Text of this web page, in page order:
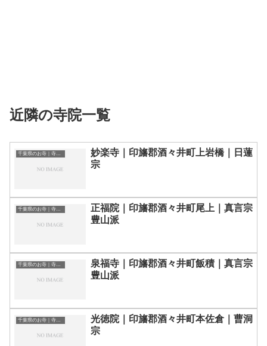
近隣の寺院一覧
千葉県のお寺｜寺院一覧
妙楽寺｜印旛郡酒々井町上岩橋｜日蓮
宗
千葉県のお寺｜寺院一覧
正福院｜印旛郡酒々井町尾上｜真言宗
豊山派
千葉県のお寺｜寺院一覧
泉福寺｜印旛郡酒々井町飯積｜真言宗
豊山派
千葉県のお寺｜寺院一覧
光徳院｜印旛郡酒々井町本佐倉｜曹洞
宗